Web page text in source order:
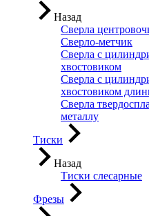
Назад
Сверла
Сверло-метчик
Сверла с
хвостовиком
Сверла с
хвостовиком
Сверла
металлу
Тиски
Назад
Тиски слесарные
Фрезы